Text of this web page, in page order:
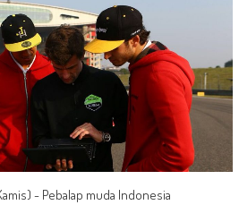
- Pebalap muda Indonesia